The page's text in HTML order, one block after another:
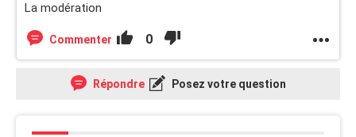
La modération
Commenter 0
Répondre Posez votre question